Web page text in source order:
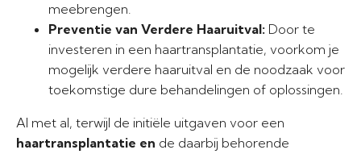
meebrengen.
Preventie van Verdere Haaruitval: Door te
investeren in een haartransplantatie, voorkom je
mogelijk verdere haaruitval en de noodzaak voor
toekomstige dure behandelingen of oplossingen.
Al met al, terwijl de initiële uitgaven voor een
haartransplantatie en de daarbij behorende